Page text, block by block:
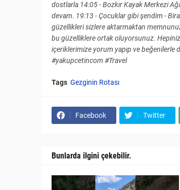
dostlarla 14:05 - Bozkır Kayak Merkezi
devam. 19:13 - Çocuklar gibi şendim -
güzellikleri sizlere aktarmaktan
bu güzelliklere ortak oluyorsunuz.
içeriklerimize yorum yapıp ve beğenilerle
#yakupcetincom #Travel
Tags Gezginin Rotası
Facebook Twitter
Bunlarda ilgini çekebilir.